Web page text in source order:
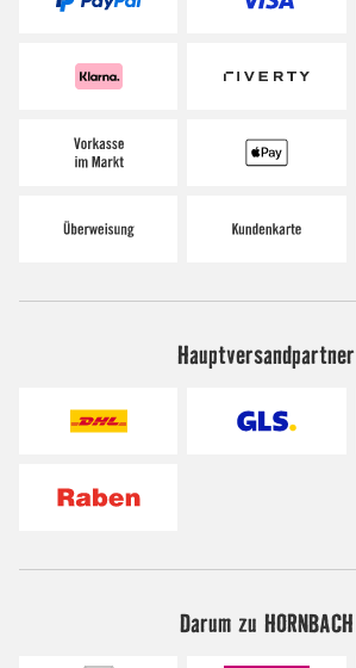
Hauptversandpartner
Darum zu HORNBACH